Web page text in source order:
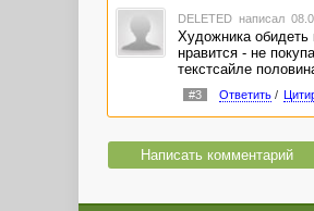
DELETED написал
Художника
нравится - не
текстсайле
#3 Ответить/
Написать комментарий